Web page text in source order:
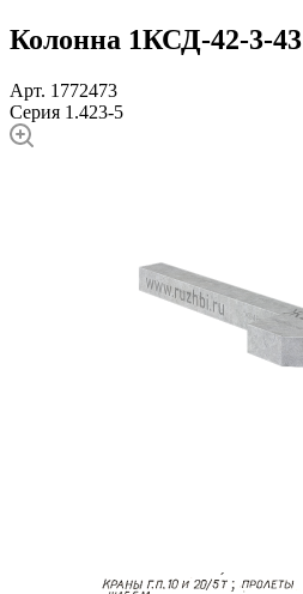
Колонна 1КСД-42-3-43
Арт. 1772473
Серия 1.423-5